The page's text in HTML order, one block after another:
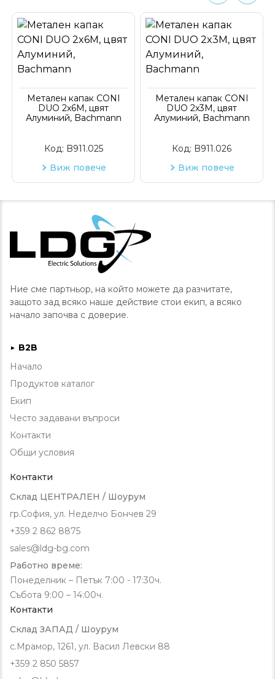
Метален капак CONI
DUO 2x6M, цвят
Алуминий, Bachmann
Код: B911.025
Виж повече
Метален капак CONI
DUO 2x3M, цвят
Алуминий, Bachmann
Код: B911.026
Виж повече
Ние сме партньор, на който можете да разчитате,
защото зад всяко наше действие стои екип, а всяко
начало започва с доверие.
► B2B
Начало
Продуктов каталог
Екип
Често задавани въпроси
Контакти
Общи условия
Контакти
Склад ЦЕНТРАЛЕН / Шоурум
гр.София, ул. Неделчо Бончев 29
+359 2 862 8875
sales@ldg-bg.com
Работно време:
Понеделник – Петък 7:00 - 17:30ч.
Събота 9:00 – 14:00ч.
Контакти
Склад ЗАПАД / Шоурум
с.Мрамор, 1261, ул. Васил Левски 88
+359 2 850 5857